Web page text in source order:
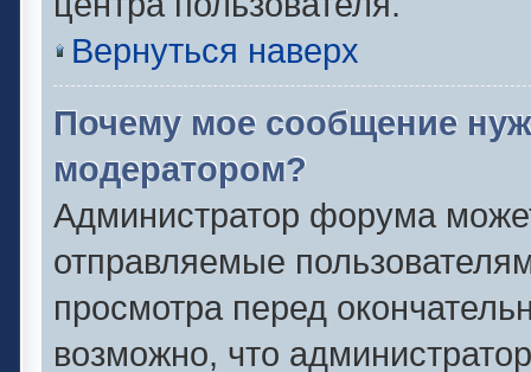
Вернуться наверх
Почему мое сообщение
модератором?
Администратор форума
отправляемые
просмотра перед
возможно, что